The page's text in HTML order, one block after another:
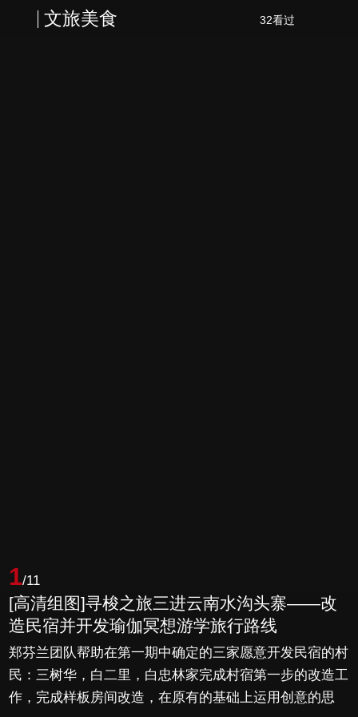
文旅美食 32看过
1/11
[高清组图]寻梭之旅三进云南水沟头寨——改
造民宿并开发瑜伽冥想游学旅行路线
郑芬兰团队帮助在第一期中确定的三家愿意开发民宿的村
民：三树华，白二里，白忠林家完成村宿第一步的改造工
作，完成样板房间改造，在原有的基础上运用创意的思